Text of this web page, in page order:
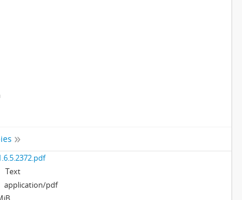
Text
application/pdf